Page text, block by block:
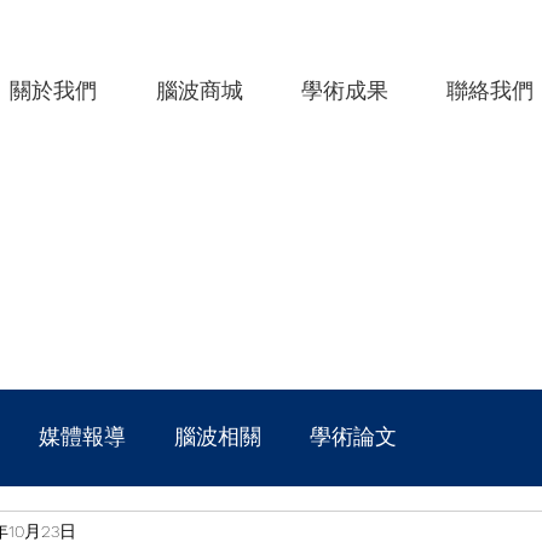
關於我們 腦波商城 學術成果 聯絡我們
媒體報導 腦波相關 學術論文
10月23日